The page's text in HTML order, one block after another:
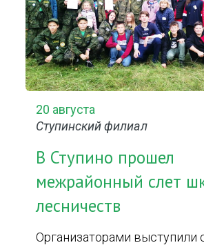
20 августа
Ступинский филиал
В Ступино прошел
межрайонный слет
лесничеств
Организаторами выступили